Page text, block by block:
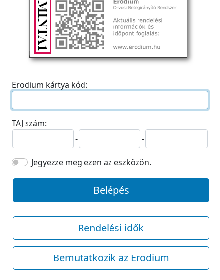
Erodium kártya kód:
TAJ szám:
-
-
Jegyezze meg ezen az eszközön.
Belépés
Rendelési idők
Bemutatkozik az Erodium